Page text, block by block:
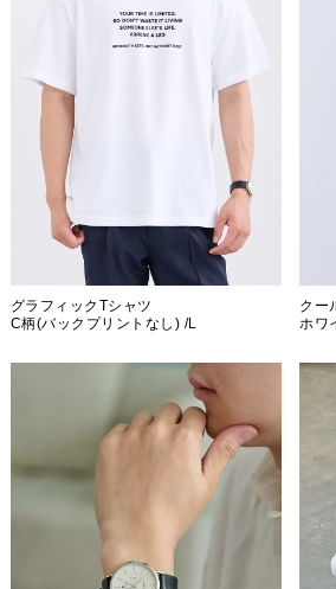
グラフィックTシャツ
C柄(バックプリントなし) /L
クー
ホワ